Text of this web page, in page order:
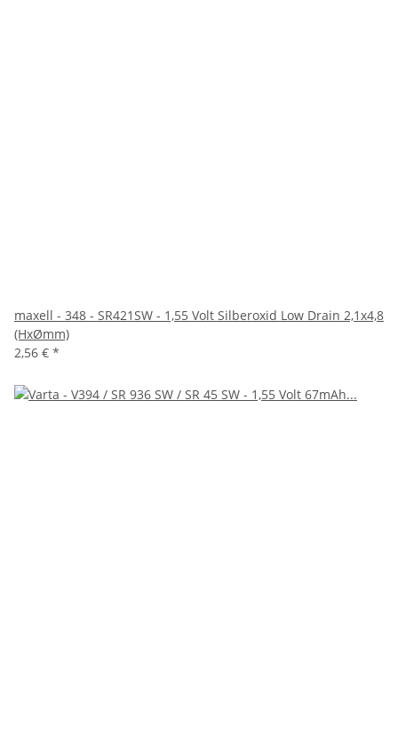
maxell - 348 - SR421SW - 1,55 Volt Silberoxid Low Drain 2,1x4,8
(HxØmm)
2,56 € *